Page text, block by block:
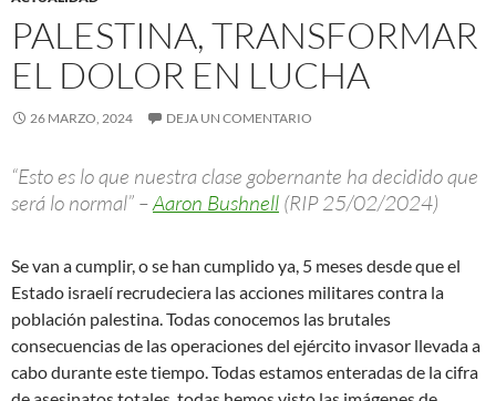
PALESTINA, TRANSFORMAR
EL DOLOR EN LUCHA
26 MARZO, 2024 DEJA UN COMENTARIO
“Esto es lo que nuestra clase gobernante ha decidido que
será lo normal” –Aaron Bushnell (RIP 25/02/2024)
Se van a cumplir, o se han cumplido ya, 5 meses desde que el
Estado israelí recrudeciera las acciones militares contra la
población palestina. Todas conocemos las brutales
consecuencias de las operaciones del ejército invasor llevada a
cabo durante este tiempo. Todas estamos enteradas de la cifra